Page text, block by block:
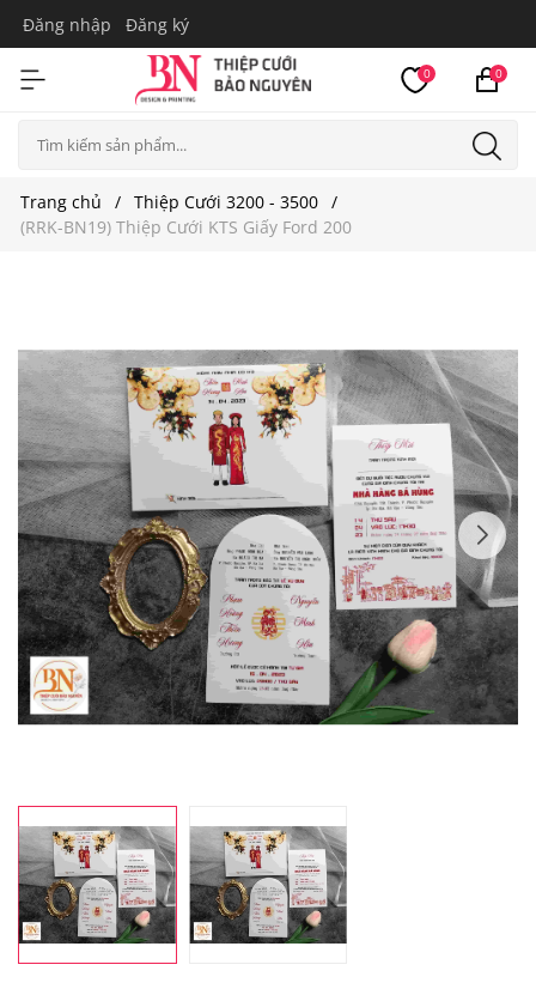
Đăng nhập Đăng ký
0 0
Trang chủ
Thiệp Cưới 3200 - 3500
(RRK-BN19) Thiệp Cưới KTS Giấy Ford 200